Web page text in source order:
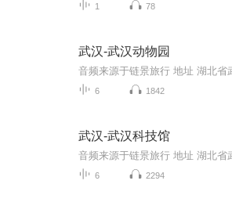
1 78
武汉-武汉动物园
6 1842
武汉-武汉科技馆
6 2294